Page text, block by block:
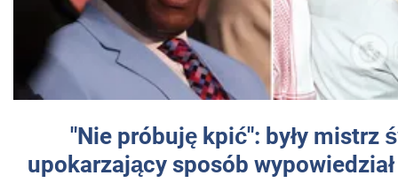
"Nie próbuję kpić": były mistrz
upokarzający sposób